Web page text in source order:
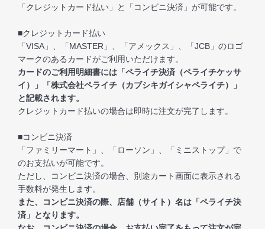
「クレジットカード払い」と「コンビニ決済」が可能です。
■クレジットカード払い
「VISA」、「MASTER」、「アメックス」、「JCB」のロゴ
マークのあるカードがご利用いただけます。
カードのご利用明細書には「ペライチ決済（ペライチケッサ
イ）」「株式会社ペライチ（カブシキガイシャペライチ）」
と記載されます。
クレジットカード払いの場合は即時に注文が完了します。
■コンビニ決済
「ファミリーマート」、「ローソン」、「ミニストップ」で
のお支払いが可能です。
ただし、コンビニ決済の場合、別途カート画面に表示される
手数料が発生します。
また、コンビニ決済の際、店舗（サイト）名は「ペライチ決
済」となります。